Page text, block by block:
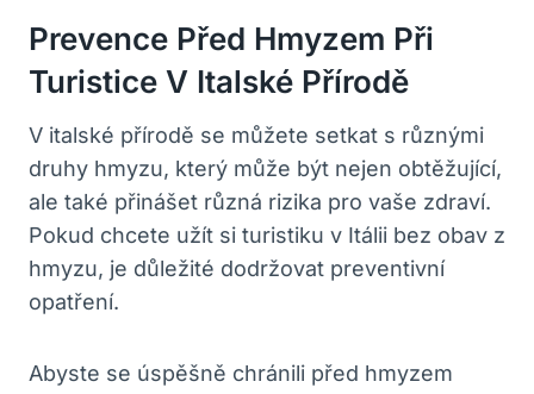
Prevence Před Hmyzem Při
Turistice V Italské Přírodě
V italské přírodě se můžete setkat s různými
druhy hmyzu, který může být nejen obtěžující,
ale také přinášet různá rizika pro vaše zdraví.
Pokud chcete užít si turistiku v Itálii bez obav z
hmyzu, je důležité dodržovat preventivní
opatření.
Abyste se úspěšně chránili před hmyzem